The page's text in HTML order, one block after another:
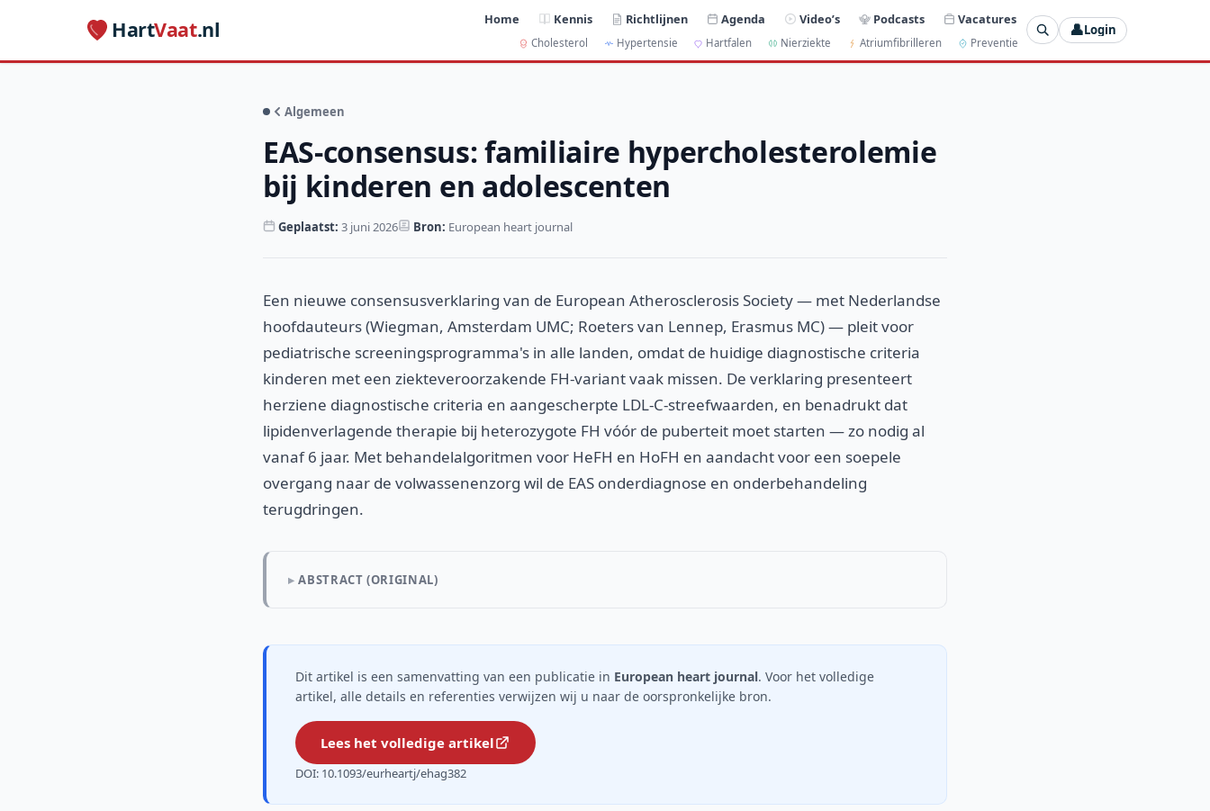
HartVaat.nl Home Kennis Richtlijnen Agenda Video’s Podcasts Vacatures
Cholesterol Hypertensie Hartfalen Nierziekte Atriumfibrilleren Preventie
👤Login
Algemeen
EAS-consensus: familiaire hypercholesterolemie
bij kinderen en adolescenten
Geplaatst: 3 juni 2026 Bron: European heart journal
Een nieuwe consensusverklaring van de European Atherosclerosis Society — met Nederlandse
hoofdauteurs (Wiegman, Amsterdam UMC; Roeters van Lennep, Erasmus MC) — pleit voor
pediatrische screeningsprogramma's in alle landen, omdat de huidige diagnostische criteria
kinderen met een ziekteveroorzakende FH-variant vaak missen. De verklaring presenteert
herziene diagnostische criteria en aangescherpte LDL-C-streefwaarden, en benadrukt dat
lipidenverlagende therapie bij heterozygote FH vóór de puberteit moet starten — zo nodig al
vanaf 6 jaar. Met behandelalgoritmen voor HeFH en HoFH en aandacht voor een soepele
overgang naar de volwassenenzorg wil de EAS onderdiagnose en onderbehandeling
terugdringen.
ABSTRACT (ORIGINAL)
Dit artikel is een samenvatting van een publicatie in European heart journal. Voor het volledige
artikel, alle details en referenties verwijzen wij u naar de oorspronkelijke bron.
Lees het volledige artikel
DOI: 10.1093/eurheartj/ehag382